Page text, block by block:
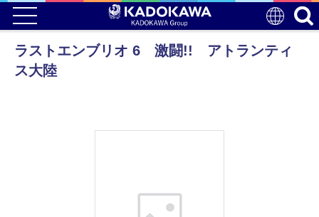
ラストエンブリオ 6 激闘!! アトランティ
ス大陸